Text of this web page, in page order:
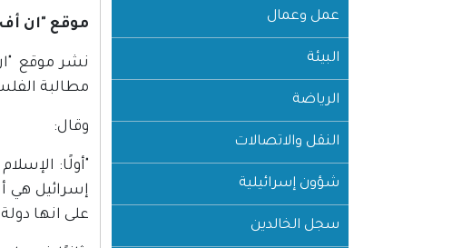
عمل وعمال
البيئة
الرياضة
النقل والاتصالات
شؤون إسرائيلية
سجل الخالدين
موقع "ان أف سي"؛ بتاريخ 2.10.2012؛
مطالبة
وقال:
"أولًا:
إسرائيل هي
على انها